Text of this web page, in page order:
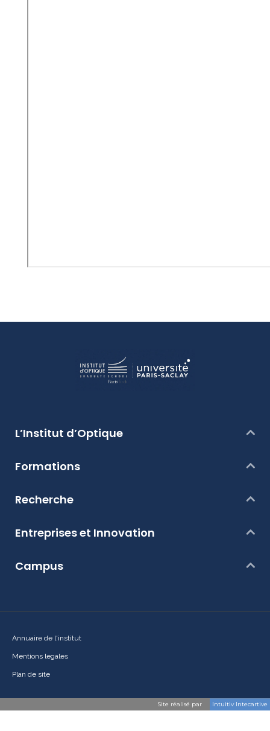
L’Institut d’Optique
Formations
Recherche
Entreprises et Innovation
Campus
Annuaire de l'institut
Mentions legales
Plan de site
Site réalisé par Intuitiv Intecartive